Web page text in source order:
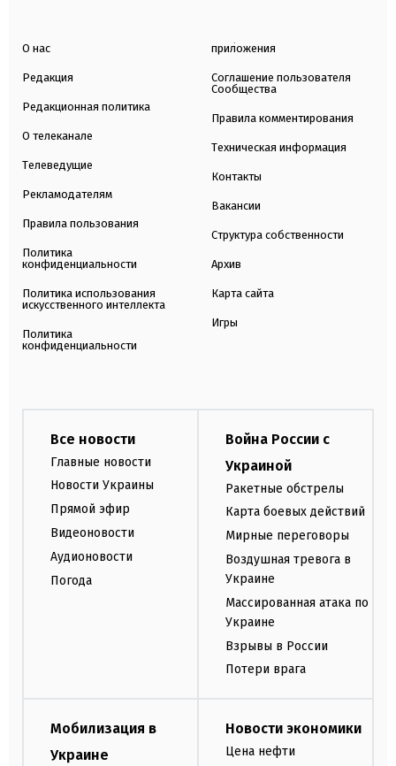
О нас
Редакция
Редакционная политика
О телеканале
Телеведущие
Рекламодателям
Правила пользования
Политика
конфиденциальности
Политика использования
искусственного интеллекта
Политика
конфиденциальности
приложения
Соглашение пользователя
Сообщества
Правила комментирования
Техническая информация
Контакты
Вакансии
Структура собственности
Архив
Карта сайта
Игры
Все новости
Главные новости
Новости Украины
Прямой эфир
Видеоновости
Аудионовости
Погода
Война России с
Украиной
Ракетные обстрелы
Карта боевых действий
Мирные переговоры
Воздушная тревога в
Украине
Массированная атака по
Украине
Взрывы в России
Потери врага
Мобилизация в
Украине
Новости экономики
Цена нефти